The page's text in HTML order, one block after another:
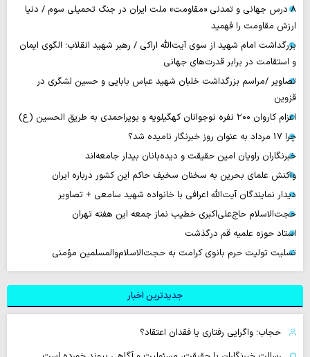
۸ درس جهانی و تمدنی «مقاومت» ملت ایران در جنگ تحمیلی سوم / دنیا
ارزش مقاومت را فهمید
بزرگداشت امام شهید از سوی آیت‌الله اراکی / رهبر شهید انقلاب؛ الگوی ایمان
و استقامت در برابر قدرت‌های جهانی
تصاویر /مراسم بزرگداشت خلبان شهید عباس بابایی و حسین لشگری در
قزوین
اعزام کاروان ۲۰۰ نفره نوجوانان کهگیلویه و بویراحمدی به طریق الحسین (ع)
چرا 17 مرداد به عنوان روز خبرنگار نامیده شد؟
خبرنگاران راویان امین حقیقت و دیده‌بانان بیدار جامعه‌اند
واکنش علمای بحرین به سخنان سخیف حاکم این کشور درباره ایران
دیدار نمایندگان آیت‌الله اعرافی با خانواده شهید سامعی + تصاویر
حجت‌الاسلام حاج‌علی‌اکبری خطیب نماز جمعه این هفته تهران
استاد حوزه علمیه قم درگذشت
تسلیت تولیت حرم بانوی کرامت به حجت‌الاسلام‌والمسلمین مؤمنی
جدیدترین اخبار
حجاب؛ واگرایی رفتاری یا فقدان اعتقاد؟